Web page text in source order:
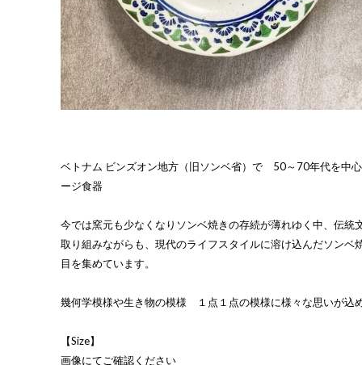
ベトナム ビンズオン地方（旧ソンベ省）で 50～70年代を中
ージ食器
今では窯元も少なくなりソンベ焼きの存続が薄れゆく中、伝統
取り組みながらも、現代のライフスタイルに溶け込んだソンベ
目を集めています。
幾何学模様や生き物の模様 １点１点の模様に様々な思いが込
【Size】
画像にてご確認ください